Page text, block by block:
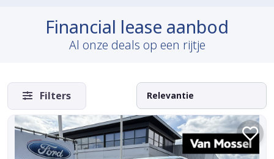
Financial lease aanbod
Al onze deals op een rijtje
Filters